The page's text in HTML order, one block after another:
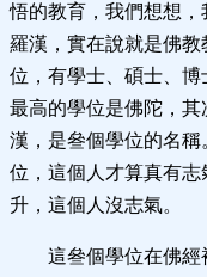
悟的教育，我們想想
羅漢，實在說就是佛
位，有學士、碩士、博
最高的學位是佛陀，
漢，是叄個學位的名
位，這個人才算真有
升，這個人沒志氣。
這叄個學位在佛